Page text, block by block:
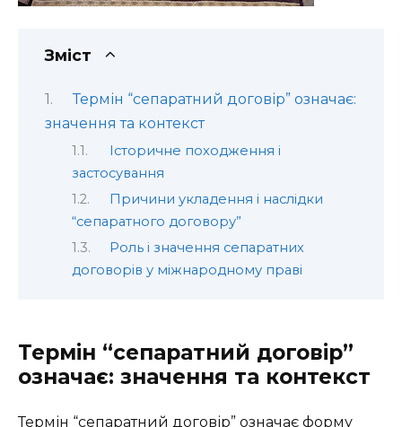
Зміст
Термін “сепаратний договір” означає:
значення та контекст
Історичне походження і
застосування
Причини укладення і наслідки
“сепаратного договору”
Роль і значення сепаратних
договорів у міжнародному праві
Термін “сепаратний договір”
означає: значення та контекст
Термін “сепаратний договір” означає форму